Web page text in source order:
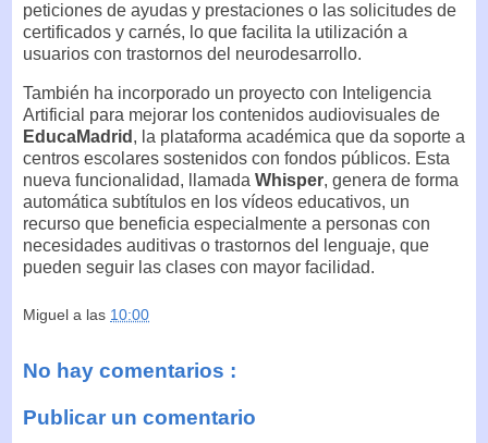
peticiones de ayudas y prestaciones o las solicitudes de
certificados y carnés, lo que facilita la utilización a
usuarios con trastornos del neurodesarrollo.
También ha incorporado un proyecto con Inteligencia
Artificial para mejorar los contenidos audiovisuales de
EducaMadrid , la plataforma académica que da soporte a
centros escolares sostenidos con fondos públicos. Esta
nueva funcionalidad, llamada Whisper, genera de forma
automática subtítulos en los vídeos educativos, un
recurso que beneficia especialmente a personas con
necesidades auditivas o trastornos del lenguaje, que
pueden seguir las clases con mayor facilidad.
Miguel a las 10:00
No hay comentarios :
Publicar un comentario